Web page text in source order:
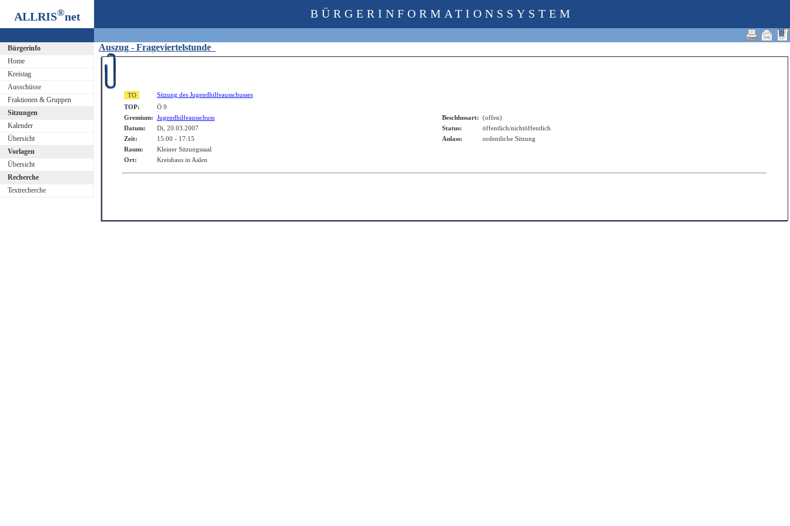
ALLRIS®net
Bürgerinfo
Home
Kreistag
Ausschüsse
Fraktionen & Gruppen
Sitzungen
Kalender
Übersicht
Vorlagen
Übersicht
Recherche
Textrecherche
BÜRGERINFORMATIONSSYSTEM
Auszug - Frageviertelstunde
Sitzung des Jugendhilfeausschusses
TOP:
Ö 9
Gremium: Jugendhilfeausschuss Beschlussart: (offen)
Datum:
Di, 20.03.2007 Status:
öffentlich/nichtöffentlich
Zeit:
15:00 - 17:15 Anlass:
ordentliche Sitzung
Raum:
Kleiner Sitzungssaal
Ort:
Kreishaus in Aalen